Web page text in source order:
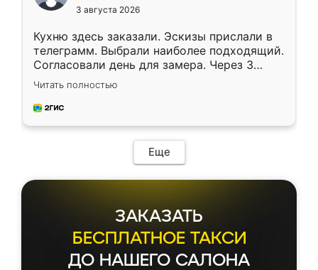
3 августа 2026
Кухню здесь заказали. Эскизы прислали в
телеграмм. Выбрали наиболее подходящий.
Согласовали день для замера. Через 3
недели кухня была уже готова. Остались
довольны работой. Спасибо Ренессанс
мебель за качественную работу!
Читать полностью
Еще
ЗАКАЗАТЬ
БЕСПЛАТНОЕ ТАКСИ
ДО НАШЕГО САЛОНА